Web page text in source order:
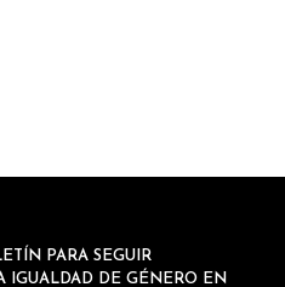
PARA SEGUIR
IGUALDAD DE GÉNERO EN